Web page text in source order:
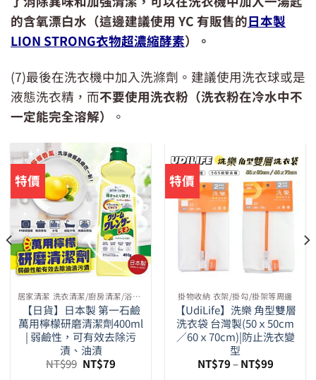
的含氧漂白水（這邊建議使用 YC 有販售的日本製
LION STRONG衣物超濃縮酵素）。
(7)最後在洗衣機中加入洗滌劑。建議使用洗衣球或是
液態洗衣精，而不要使用洗衣粉（洗衣粉在冷水中不
一定能完全溶解）
。
特價
居家清潔 洗衣清潔/廚房清潔/浴室清潔/馬桶清潔等周邊
【日貨】日本製 第一石鹼
萬用檸檬研磨清潔劑400ml
| 弱鹼性，可有效去除污
漬、油漬
NT$99 原
始
NT$79目
特價
掛物收納 衣架/掛勾/掛架等周邊
【UdiLife】洗樂 角型雙層
洗衣袋 台灣製(50ｘ50cm
／60ｘ70cm)|防止洗衣變
型
NT$79–NT$99